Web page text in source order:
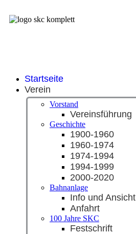
Startseite
Verein
Vorstand
Vereinsführung
Geschichte
1900-1960
1960-1974
1974-1994
1994-1999
2000-2020
Bahnanlage
Info und Ansicht
Anfahrt
100 Jahre SKC
Festschrift